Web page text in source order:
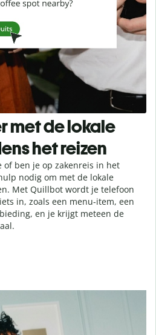
met de lokale
het reizen
of ben je op zakenreis in het
nodig om met de lokale
Met Quillbot wordt je telefoon
in, zoals een menu-item, een
en je krijgt meteen de